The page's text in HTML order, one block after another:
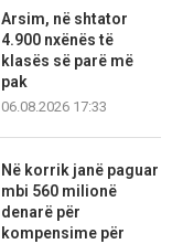
Arsim, në shtator
4.900 nxënës të
klasës së parë më
pak
06.08.2026 17:33
Në korrik janë paguar
mbi 560 milionë
denarë për
kompensime për